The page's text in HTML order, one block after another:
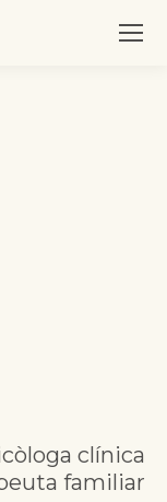
clínica
familiar